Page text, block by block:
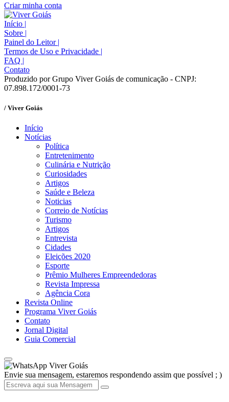
Criar minha conta
Início |
Sobre |
Painel do Leitor |
Termos de Uso e Privacidade |
FAQ |
Contato
Produzido por Grupo Viver Goiás de comunicação - CNPJ:
07.898.172/0001-73
/ Viver Goiás
Início
Notícias
Política
Entretenimento
Culinária e Nutrição
Curiosidades
Artigos
Saúde e Beleza
Noticias
Correio de Notícias
Turismo
Artigos
Entrevista
Cidades
Eleições 2020
Esporte
Prêmio Mulheres Empreendedoras
Revista Impressa
Agência Cora
Revista Online
Programa Viver Goiás
Contato
Jornal Digital
Guia Comercial
Viver Goiás
Envie sua mensagem, estaremos respondendo assim que possível ; )